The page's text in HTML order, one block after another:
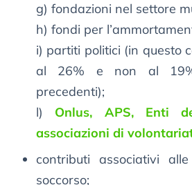
g) fondazioni nel settore
h) fondi per
i) partiti politici (in questo
al 26% e non al
precedenti);
l) Onlus, APS, Enti
associazioni di
contributi associativi
soccorso;